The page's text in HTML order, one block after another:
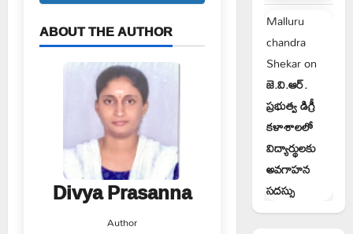
ABOUT THE AUTHOR
Divya Prasanna
Author
Malluru
chandra
Shekaron
జె.వి.ఆర్.
ప్రభుత్వ డిగ్రీ
కళాశాలలో
విద్యార్థులకు
అవగాహన
సదస్సు